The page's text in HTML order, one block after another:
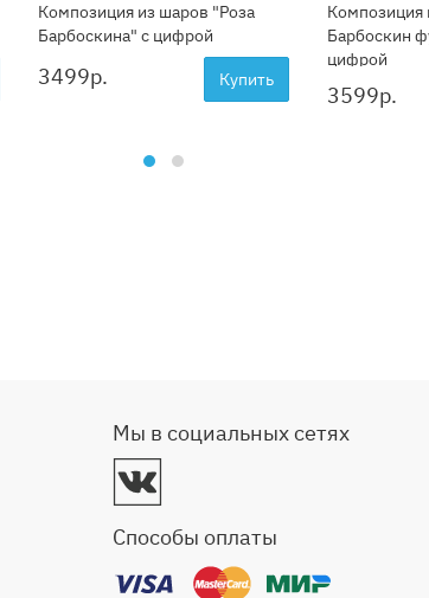
Композиция из шаров "Роза
Барбоскина" с цифрой
3499р. Купить
Барбоскин
цифрой
3599р.
Мы в социальных сетях
Способы оплаты